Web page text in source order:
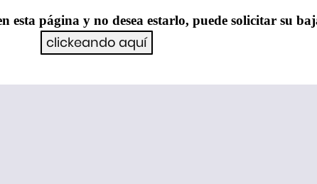
esta página y no desea estarlo, puede solicitar su